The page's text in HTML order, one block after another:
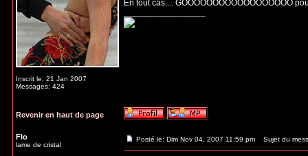
Inscrit le: 21 Jan 2007
Messages: 424
En tout cas.... GOOOOOOOOOOOOOOOOOO
Revenir en haut de page
Flo
lame de cristal
Posté le: Dim Nov 04, 2007 11:59 pm Sujet du